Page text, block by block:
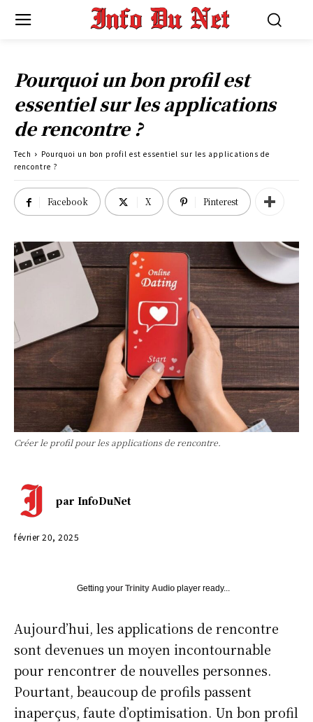
Pourquoi un bon profil est
essentiel sur les applications
de rencontre ?
Tech
Pourquoi un bon profil est essentiel sur les applications de
rencontre ?
Facebook X Pinterest
Créer le profil pour les applications de rencontre.
par InfoDuNet
février 20, 2025
Getting your Trinity Audio player ready...
Aujourd’hui, les applications de rencontre
sont devenues un moyen incontournable
pour rencontrer de nouvelles personnes.
Pourtant, beaucoup de profils passent
inaperçus, faute d’optimisation. Un bon profil